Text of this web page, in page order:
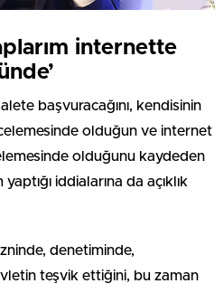
internette
başvuracağını, kendisinin
olduğun ve internet
olduğunu kaydeden
iddialarına da açıklık
denetiminde,
teşvik ettiğini, bu zaman